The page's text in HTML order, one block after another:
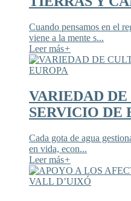
Cuando pensamos en el
viene a la mente s...
Leer más+
VARIEDAD
SERVICIO DE
Cada gota de agua
en vida, econ...
Leer más+